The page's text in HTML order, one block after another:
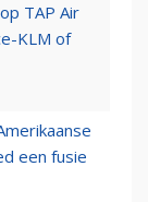
TAP Air
KLM of
een fusie